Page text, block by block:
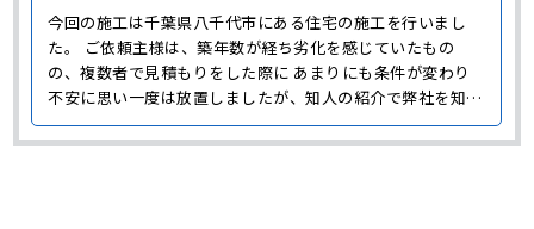
今回の施工は千葉県八千代市にある住宅の施工を行いまし
た。 ご依頼主様は、築年数が経ち劣化を感じていたもの
の、複数者で見積もりをした際に あまりにも条件が変わり
不安に思い一度は放置しましたが、知人の紹介で弊社を知
り、 わかりやすいプランや提案に好感を持っていただきご依
頼いただきました。 点検に伺い、外壁や屋根の様子を確認